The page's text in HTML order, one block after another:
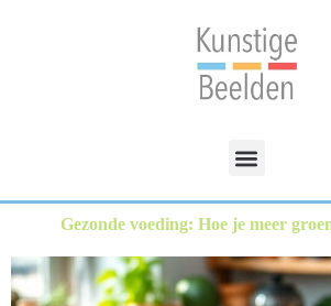
Gezonde voeding: Hoe je meer